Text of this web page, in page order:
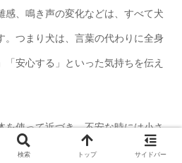
感、鳴き声の変化などは、すべて犬
。つまり犬は、言葉の代わりに全身
安心する」といった気持ちを伝え
を使って近づき、不安な時には小さ
非常に分かりやすく行動へ表れま
検索 トップ サイドバー